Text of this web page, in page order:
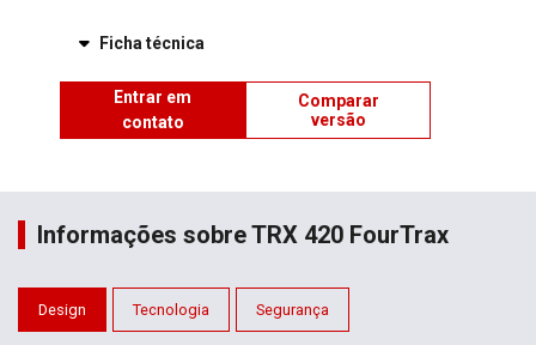
Ficha técnica
Entrar em
contato
Comparar
versão
Informações sobre TRX 420 FourTrax
Design Tecnologia Segurança